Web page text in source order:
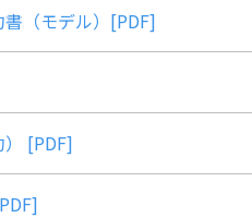
（モデル）[PDF]
[PDF]